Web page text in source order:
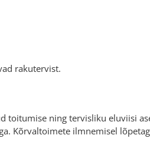
rakutervist.
toitumise ning tervisliku eluviisi
Kõrvaltoimete ilmnemisel